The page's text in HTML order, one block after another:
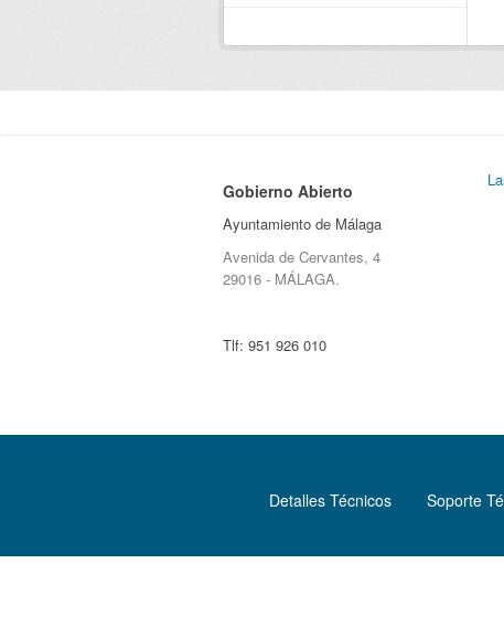
Gobierno Abierto
Ayuntamiento de Málaga
Avenida de Cervantes, 4
29016 - MÁLAGA.
Tlf: 951 926 010
Detalles Técnicos Soporte